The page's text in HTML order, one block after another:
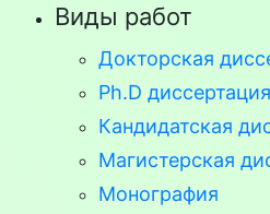
Виды работ
Докторская
Ph.D диссертация
Кандидатская
Магистерская
Монография